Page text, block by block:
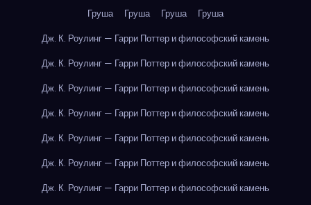
Груша
Груша Груша
Груша
Дж. К. Роулинг — Гарри Поттер и философский камень
Дж. К. Роулинг — Гарри Поттер и философский камень
Дж. К. Роулинг — Гарри Поттер и философский камень
Дж. К. Роулинг — Гарри Поттер и философский камень
Дж. К. Роулинг — Гарри Поттер и философский камень
Дж. К. Роулинг — Гарри Поттер и философский камень
Дж. К. Роулинг — Гарри Поттер и философский камень